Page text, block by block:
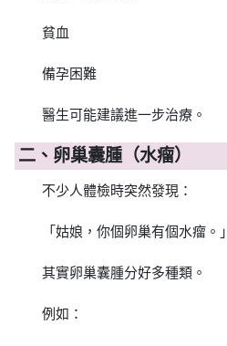
貧血
備孕困難
醫生可能建議進一步治療。
二、卵巢囊腫（水瘤）
不少人體檢時突然發現：
「姑娘，你個卵巢有個水瘤。」
其實卵巢囊腫分好多種類。
例如：